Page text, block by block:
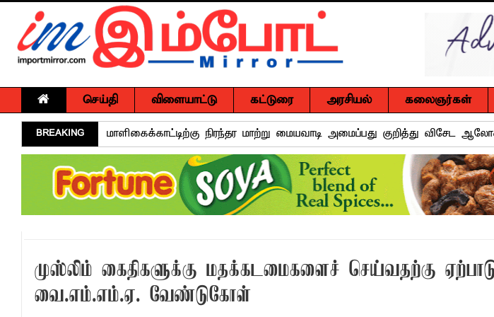
செய்தி விளையாட்டு கட்டுரை அரசியல் கலைஞர்கள்
BREAKING
மாளிகைக்காட்டிற்கு நிரந்தர மாற்று மையவாடி அமைப்பது குறித்து
ஒருமித்த நடவடிக்கைக்கு முஸ்தீபு
வவுனியாவில் சர்வதேச சகோதரிகள் தினம்!
பகிடிவதைக்கு பூஜ்ஜிய சகிப்புத்தன்மை: "ஒரு மாணவனின் கனவைக்
NGO சட்டமூலத்திற்கு எதிராக பாராளுமன்ற உறுப்பினர்கள் வாக்களிக்க
வேண்டுகோள்
அக்கரைப்பற்று பொலிஸ் பிரிவில் அதிரடிப் போக்குவரத்துச் சோதனை- 187
முஸ்லிம் கைதிகளுக்கு மதக்கடமைகளைச் செய்வதற்கு
வை.எம்.எம்.ஏ. வேண்டுகோள்